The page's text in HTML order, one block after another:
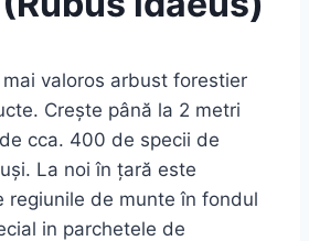
valoros arbust forestier
Creşte până la 2 metri
cca. 400 de specii de
La noi în ţară este
regiunile de munte în fondul
in parchetele de